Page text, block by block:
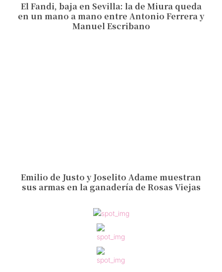
El Fandi, baja en Sevilla: la de Miura queda
en un mano a mano entre Antonio Ferrera y
Manuel Escribano
Emilio de Justo y Joselito Adame muestran
sus armas en la ganadería de Rosas Viejas